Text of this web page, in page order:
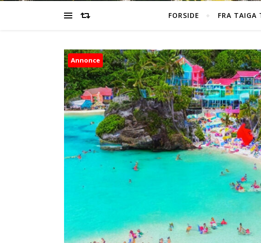
FORSIDE FRA TAIGA
Annonce